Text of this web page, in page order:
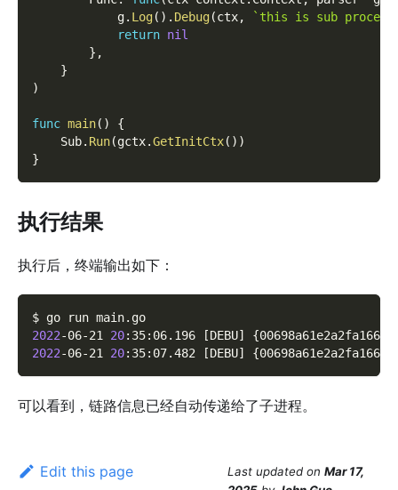
            g
. Log( ) . Debug(ctx,
`this is sub
return nil
} ,
}
)
func main( )
{
    Sub
. Run(gctx.GetInitCtx( ) )
}
执行结果
执行后，终端输出如下：
$ go run main.go
2022-06-21 20:35:06.196 [DEBU] {
2022-06-21 20:35:07.482 [DEBU] {
可以看到，链路信息已经自动传递给了子进程。
Edit this page Last updated on Mar 17,